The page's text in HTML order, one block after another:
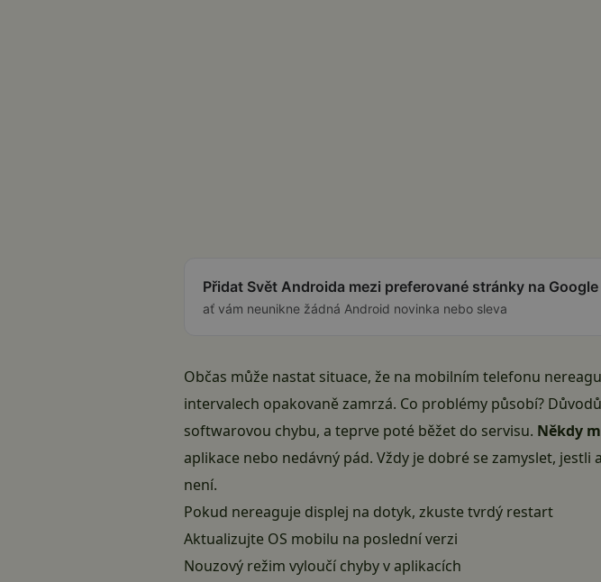
Přidat Svět Androida mezi preferované stránky na Google
ať vám neunikne žádná Android novinka nebo sleva
Občas může nastat situace, že na mobilním telefonu
intervalech opakovaně zamrzá. Co problémy působí?
softwarovou chybu, a teprve poté běžet do servisu. Někdy
aplikace nebo nedávný pád. Vždy je dobré se zamyslet,
není.
Pokud nereaguje displej na dotyk, zkuste tvrdý restart
Aktualizujte OS mobilu na poslední verzi
Nouzový režim vyloučí chyby v aplikacích